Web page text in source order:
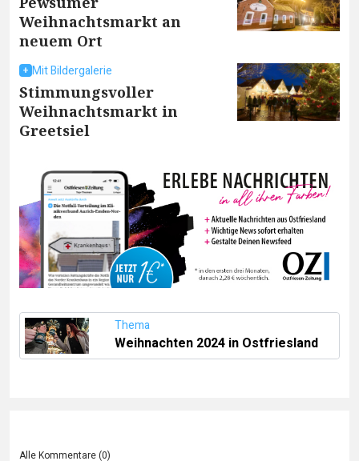
Weihnachtsmarkt an
neuem Ort
Mit Bildergalerie
Stimmungsvoller
Weihnachtsmarkt in
Greetsiel
Thema
Weihnachten 2024 in Ostfriesland
Alle Kommentare (0)